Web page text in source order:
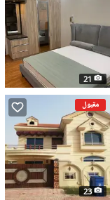
21
مقبول
23